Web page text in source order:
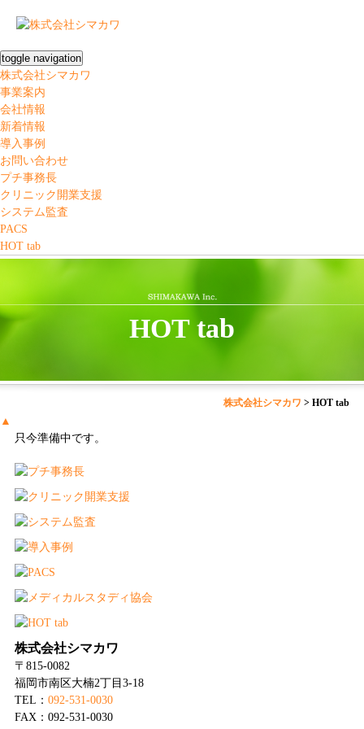
toggle navigation
株式会社シマカワ
事業案内
会社情報
新着情報
導入事例
お問い合わせ
プチ事務長
クリニック開業支援
システム監査
PACS
HOT tab
HOT tab
株式会社シマカワ >HOT tab
▲
只今準備中です。
株式会社シマカワ
〒815-0082
福岡市南区大楠2丁目3-18
TEL： 092-531-0030
FAX：092-531-0030